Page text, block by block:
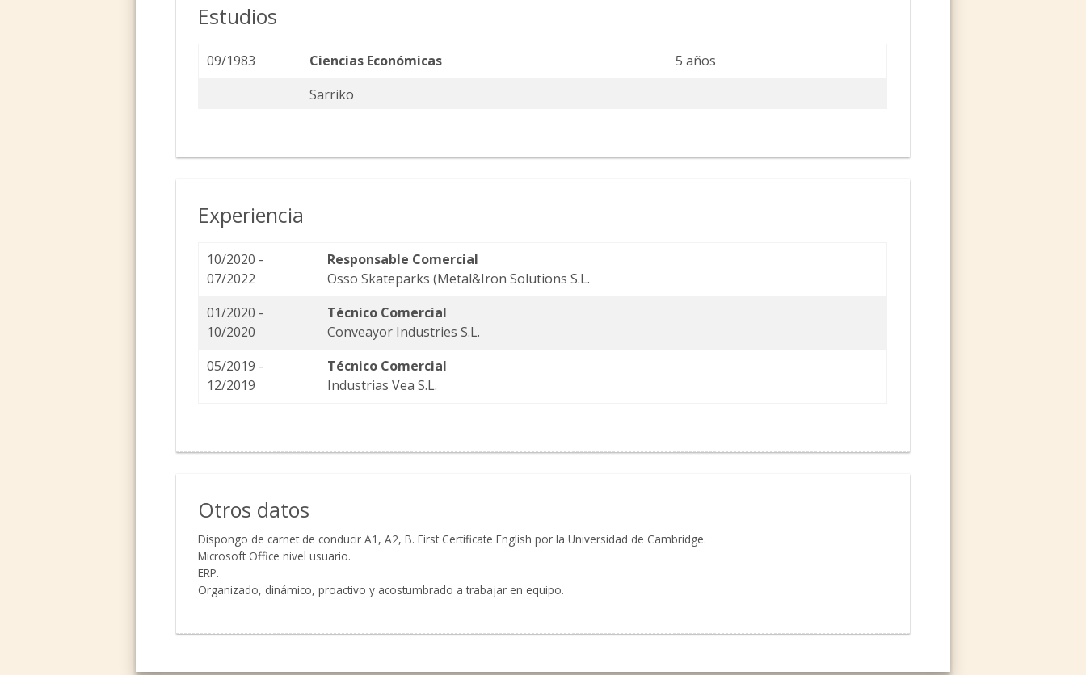
Estudios
09/1983 Ciencias Económicas
5 años
Sarriko
Experiencia
10/2020 -
07/2022
Responsable Comercial
Osso Skateparks (Metal&Iron Solutions S.L.
01/2020 -
10/2020
Técnico Comercial
Conveayor Industries S.L.
05/2019 -
12/2019
Técnico Comercial
Industrias Vea S.L.
Otros datos
Dispongo de carnet de conducir A1, A2, B. First Certificate English por la Universidad de Cambridge.
Microsoft Office nivel usuario.
ERP.
Organizado, dinámico, proactivo y acostumbrado a trabajar en equipo.